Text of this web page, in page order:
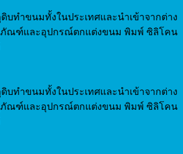
บทำขนมทั้งในประเทศและนำเข้าจากต่าง
ภัณฑ์และอุปกรณ์ตกแต่งขนม พิมพ์ ซิลิโคน
บทำขนมทั้งในประเทศและนำเข้าจากต่าง
ภัณฑ์และอุปกรณ์ตกแต่งขนม พิมพ์ ซิลิโคน